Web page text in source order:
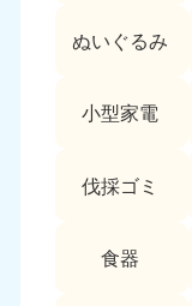
ぬいぐるみ
小型家電
伐採ゴミ
食器
9:00〜19:00 年
050-1881-
福井県
9:00〜19:00 年